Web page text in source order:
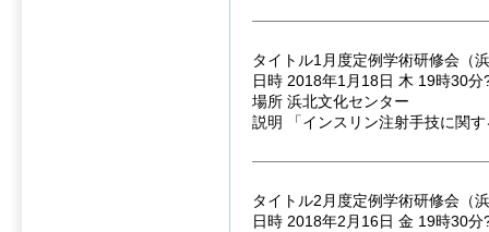
タイトル1月度定例学術研修会（
日時 2018年1月18日 木 19時30分
場所 浜北文化センター
説明 「インスリン注射手技に関
タイトル2月度定例学術研修会（
日時 2018年2月16日 金 19時30分